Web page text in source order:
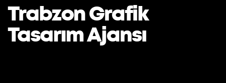
Trabzon Grafik
Tasarım Ajansı